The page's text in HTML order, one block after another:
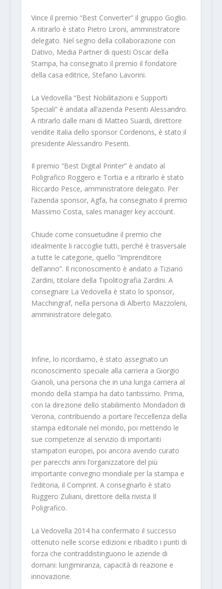
Vince il premio “Best Converter” il gruppo Goglio.
A ritirarlo è stato Pietro Lironi, amministratore
delegato. Nel segno della collaborazione con
Dativo, Media Partner di questi Oscar della
Stampa, ha consegnato il premio il fondatore
della casa editrice, Stefano Lavorini.
La Vedovella “Best Nobilitazioni e Supporti
Speciali” è andata all’azienda Pesenti Alessandro.
A ritirarlo dalle mani di Matteo Suardi, direttore
vendite Italia dello sponsor Cordenons, è stato il
presidente Alessandro Pesenti.
Il premio “Best Digital Printer” è andato al
Poligrafico Roggero e Tortia e a ritirarlo è stato
Riccardo Pesce, amministratore delegato. Per
l’azienda sponsor, Agfa, ha consegnato il premio
Massimo Costa, sales manager key account.
Chiude come consuetudine il premio che
idealmente li raccoglie tutti, perché è trasversale
a tutte le categorie, quello “Imprenditore
dell’anno”. Il riconoscimento è andato a Tiziano
Zardini, titolare della Tipolitografia Zardini. A
consegnare La Vedovella è stato lo sponsor,
Macchingraf, nella persona di Alberto Mazzoleni,
amministratore delegato.
Infine, lo ricordiamo, è stato assegnato un
riconoscimento speciale alla carriera a Giorgio
Gianoli, una persona che in una lunga carriera al
mondo della stampa ha dato tantissimo. Prima,
con la direzione dello stabilimento Mondadori di
Verona, contribuendo a portare l’eccellenza della
stampa editoriale nel mondo, poi mettendo le
sue competenze al servizio di importanti
stampatori europei, poi ancora avendo curato
per parecchi anni l’organizzatore del più
importante convegno mondiale per la stampa e
l’editoria, il Comprint. A consegnarlo è stato
Ruggero Zuliani, direttore della rivista Il
Poligrafico.
La Vedovella 2014 ha confermato il successo
ottenuto nelle scorse edizioni e ribadito i punti di
forza che contraddistinguono le aziende di
domani: lungimiranza, capacità di reazione e
innovazione.